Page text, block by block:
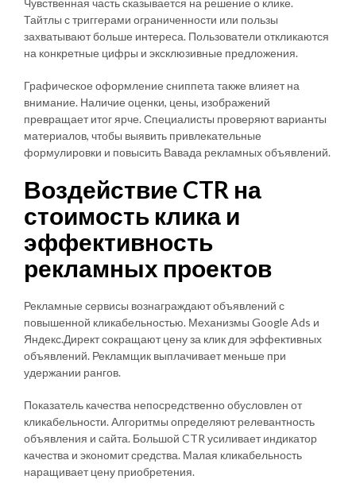
Чувственная часть сказывается на решение о клике.
Тайтлы с триггерами ограниченности или пользы
захватывают больше интереса. Пользователи откликаются
на конкретные цифры и эксклюзивные предложения.
Графическое оформление сниппета также влияет на
внимание. Наличие оценки, цены, изображений
превращает итог ярче. Специалисты проверяют варианты
материалов, чтобы выявить привлекательные
формулировки и повысить Вавада рекламных объявлений.
Воздействие CTR на
стоимость клика и
эффективность
рекламных проектов
Рекламные сервисы вознаграждают объявлений с
повышенной кликабельностью. Механизмы Google Ads и
Яндекс.Директ сокращают цену за клик для эффективных
объявлений. Рекламщик выплачивает меньше при
удержании рангов.
Показатель качества непосредственно обусловлен от
кликабельности. Алгоритмы определяют релевантность
объявления и сайта. Большой CTR усиливает индикатор
качества и экономит средства. Малая кликабельность
наращивает цену приобретения.